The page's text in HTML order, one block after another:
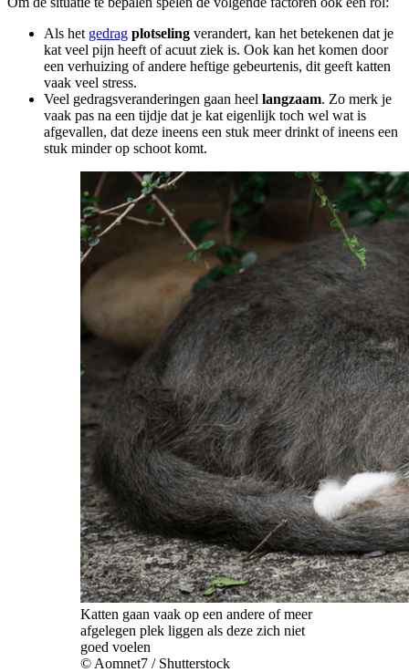
Als het gedrag plotseling verandert, kan het betekenen dat je
kat veel pijn heeft of acuut ziek is. Ook kan het komen door
een verhuizing of andere heftige gebeurtenis, dit geeft katten
vaak veel stress.
Veel gedragsveranderingen gaan heel langzaam. Zo merk je
vaak pas na een tijdje dat je kat eigenlijk toch wel wat is
afgevallen, dat deze ineens een stuk meer drinkt of ineens een
stuk minder op schoot komt.
Katten gaan vaak op een andere of meer
afgelegen plek liggen als deze zich niet
goed voelen
© Aomnet7 / Shutterstock